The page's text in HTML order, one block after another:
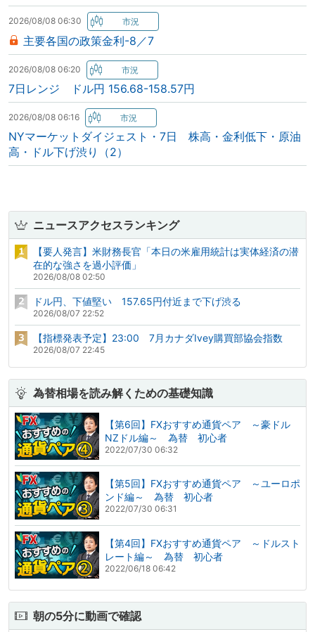
2026/08/08 06:30
主要各国の政策金利-8／7
2026/08/08 06:20
7日レンジ ドル円 156.68-158.57円
2026/08/08 06:16
NYマーケットダイジェスト・7日 株高・金利低下・原油
高・ドル下げ渋り（2）
ニュースアクセスランキング
【要人発言】米財務長官「本日の米雇用統計は実体経済の潜
在的な強さを過小評価」
2026/08/08 02:50
ドル円、下値堅い 157.65円付近まで下げ渋る
2026/08/07 22:52
【指標発表予定】23:00 7月カナダIvey購買部協会指数
2026/08/07 22:45
為替相場を読み解くための基礎知識
【第6回】FXおすすめ通貨ペア ～豪ドル
NZドル編～ 為替 初心者
2022/07/30 06:32
【第5回】FXおすすめ通貨ペア ～ユーロポ
ンド編～ 為替 初心者
2022/07/30 06:31
【第4回】FXおすすめ通貨ペア ～ドルスト
レート編～ 為替 初心者
2022/06/18 06:42
朝の5分に動画で確認